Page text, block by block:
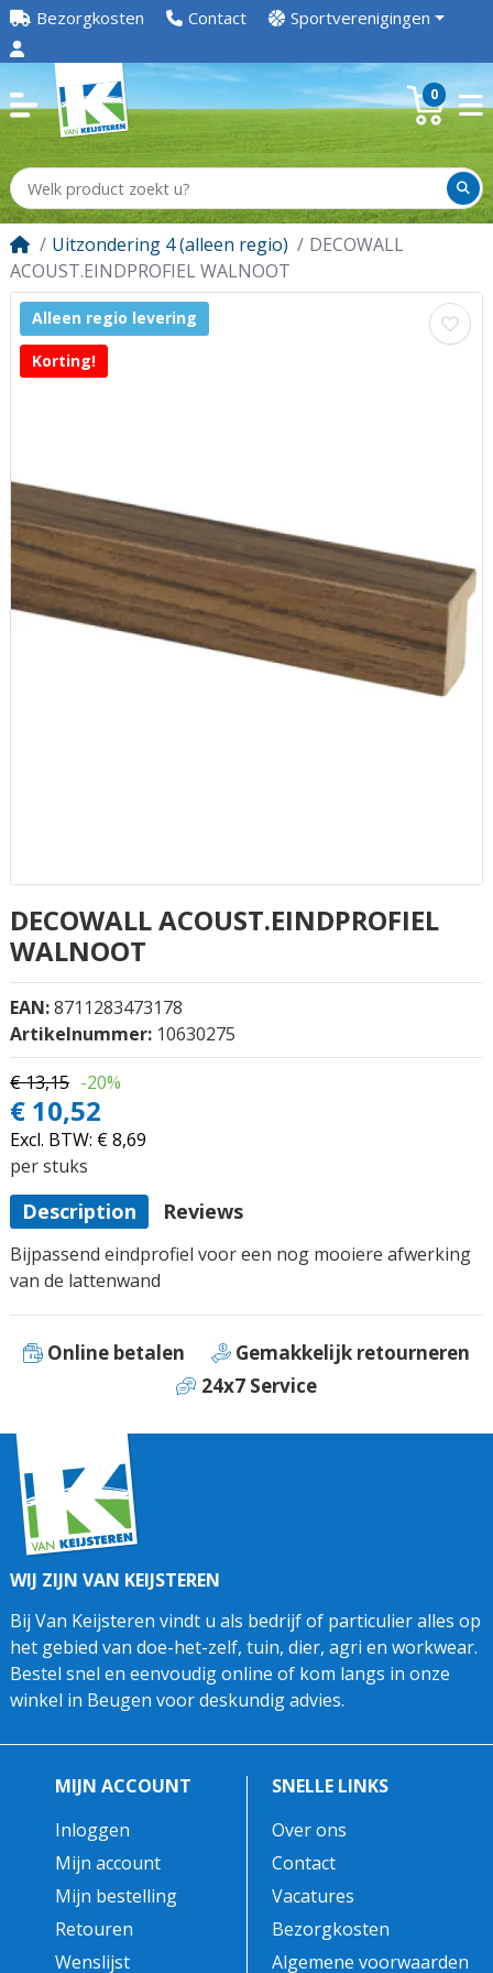
Bezorgkosten Contact Sportverenigingen
0
Uitzondering 4 (alleen regio)
DECOWALL
ACOUST.EINDPROFIEL WALNOOT
Alleen regio levering
Korting!
DECOWALL ACOUST.EINDPROFIEL
WALNOOT
Description Reviews
Bijpassend eindprofiel voor een nog mooiere afwerking
van de lattenwand
EAN:8711283473178
Artikelnummer: 10630275
€ 13,15 -20%
€ 10,52
Excl. BTW: € 8,69
per stuks
Online betalen
Gemakkelijk retourneren
24x7 Service
WIJ ZIJN VAN KEIJSTEREN
Bij Van Keijsteren vindt u als bedrijf of particulier alles op
het gebied van doe-het-zelf, tuin, dier, agri en workwear.
Bestel snel en eenvoudig online of kom langs in onze
winkel in Beugen voor deskundig advies.
MIJN ACCOUNT
Inloggen
Mijn account
Mijn bestelling
Retouren
Wenslijst
SNELLE LINKS
Over ons
Contact
Vacatures
Bezorgkosten
Algemene voorwaarden